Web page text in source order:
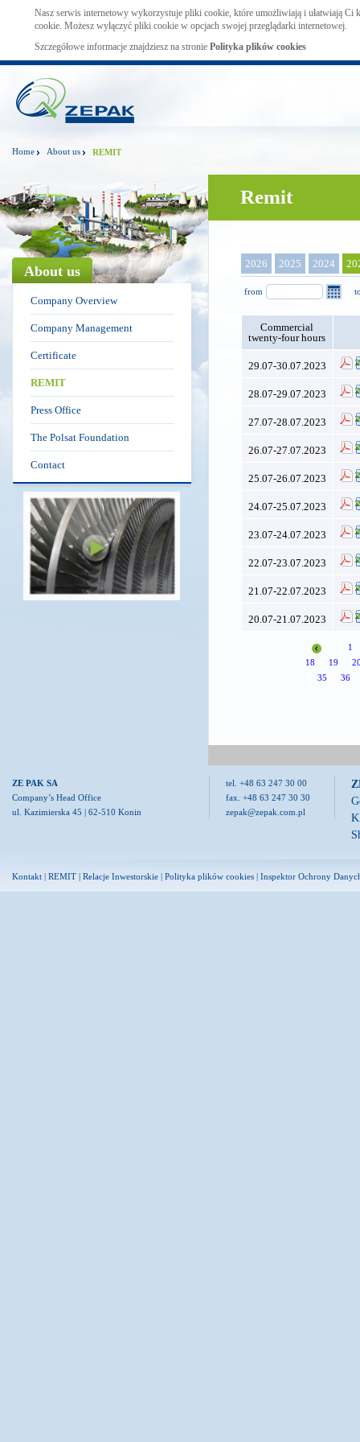
Nasz serwis internetowy wykorzystuje pliki cookie, które umożliwiają i ułatwiają Ci
cookie. Możesz wyłączyć pliki cookie w opcjach swojej przeglądarki internetowej.
Szczegółowe informacje znajdziesz na stronie Polityka plików cookies
Home About us REMIT
About us
Company Overview
Company Management
Certificate
REMIT
Press Office
The Polsat Foundation
Contact
Remit
2026 2025 2024
from
Commercial
twenty-four hours
29.07-30.07.2023
28.07-29.07.2023
27.07-28.07.2023
26.07-27.07.2023
25.07-26.07.2023
24.07-25.07.2023
23.07-24.07.2023
22.07-23.07.2023
21.07-22.07.2023
20.07-21.07.2023
1
18
19
35
36
ZE PAK SA
Company’s Head Office
ul. Kazimierska 45 | 62-510 Konin
tel. +48 63 247 30 00
fax. +48 63 247 30 30
zepak@zepak.com.pl
Kontakt | REMIT | Relacje Inwestorskie | Polityka plików cookies | Inspektor Ochrony